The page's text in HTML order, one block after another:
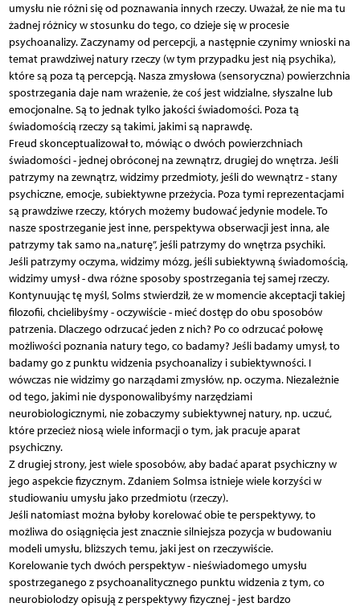
umysłu nie różni się od poznawania innych rzeczy. Uważał, że nie ma tu
żadnej różnicy w stosunku do tego, co dzieje się w procesie
psychoanalizy. Zaczynamy od percepcji, a następnie czynimy wnioski na
temat prawdziwej natury rzeczy (w tym przypadku jest nią psychika),
które są poza tą percepcją. Nasza zmysłowa (sensoryczna) powierzchnia
spostrzegania daje nam wrażenie, że coś jest widzialne, słyszalne lub
emocjonalne. Są to jednak tylko jakości świadomości. Poza tą
świadomością rzeczy są takimi, jakimi są naprawdę.
Freud skonceptualizował to, mówiąc o dwóch powierzchniach
świadomości - jednej obróconej na zewnątrz, drugiej do wnętrza. Jeśli
patrzymy na zewnątrz, widzimy przedmioty, jeśli do wewnątrz - stany
psychiczne, emocje, subiektywne przeżycia. Poza tymi reprezentacjami
są prawdziwe rzeczy, których możemy budować jedynie modele. To
nasze spostrzeganie jest inne, perspektywa obserwacji jest inna, ale
patrzymy tak samo na „naturę”, jeśli patrzymy do wnętrza psychiki.
Jeśli patrzymy oczyma, widzimy mózg, jeśli subiektywną świadomością,
widzimy umysł - dwa różne sposoby spostrzegania tej samej rzeczy.
Kontynuując tę myśl, Solms stwierdził, że w momencie akceptacji takiej
filozofii, chcielibyśmy - oczywiście - mieć dostęp do obu sposobów
patrzenia. Dlaczego odrzucać jeden z nich? Po co odrzucać połowę
możliwości poznania natury tego, co badamy? Jeśli badamy umysł, to
badamy go z punktu widzenia psychoanalizy i subiektywności. I
wówczas nie widzimy go narządami zmysłów, np. oczyma. Niezależnie
od tego, jakimi nie dysponowalibyśmy narzędziami
neurobiologicznymi, nie zobaczymy subiektywnej natury, np. uczuć,
które przecież niosą wiele informacji o tym, jak pracuje aparat
psychiczny.
Z drugiej strony, jest wiele sposobów, aby badać aparat psychiczny w
jego aspekcie fizycznym. Zdaniem Solmsa istnieje wiele korzyści w
studiowaniu umysłu jako przedmiotu (rzeczy).
Jeśli natomiast można byłoby korelować obie te perspektywy, to
możliwa do osiągnięcia jest znacznie silniejsza pozycja w budowaniu
modeli umysłu, bliższych temu, jaki jest on rzeczywiście.
Korelowanie tych dwóch perspektyw - nieświadomego umysłu
spostrzeganego z psychoanalitycznego punktu widzenia z tym, co
neurobiolodzy opisują z perspektywy fizycznej - jest bardzo